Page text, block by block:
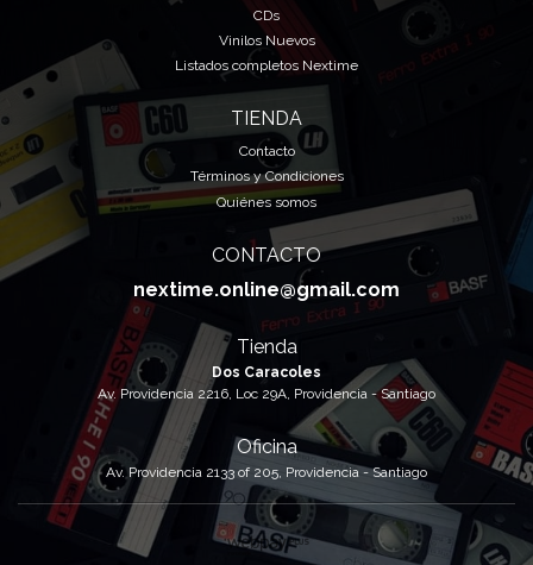
CDs
Vinilos Nuevos
Listados completos Nextime
TIENDA
Contacto
Términos y Condiciones
Quiénes somos
CONTACTO
nextime.online@gmail.com
Tienda
Dos Caracoles
Av. Providencia 2216, Loc 29A, Providencia - Santiago
Oficina
Av. Providencia 2133 of 205, Providencia - Santiago